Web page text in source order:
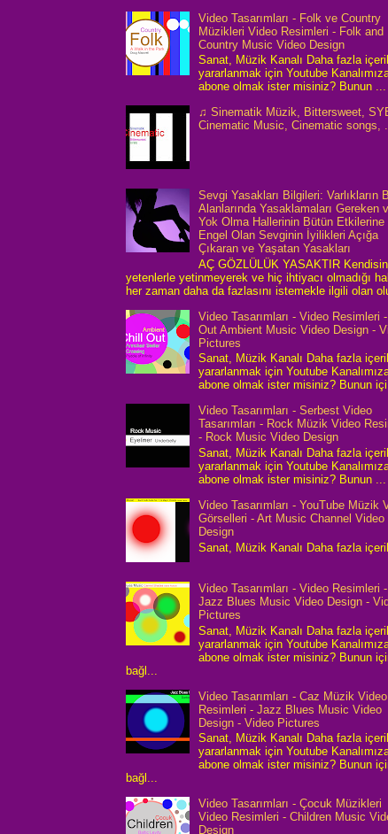
Video Tasarımları - Folk ve Country
Müzikleri Video Resimleri - Folk and
Country Music Video Design
Sanat, Müzik Kanalı Daha fazla
yararlanmak için Youtube
abone olmak ister misiniz? Bunun ...
♫ Sinematik Müzik, Bittersweet,
Cinematic Music, Cinematic songs,
Sevgi Yasakları Bilgileri: Varlıkların
Alanlarında Yasaklamaları Gereken
Yok Olma Hallerinin Bütün Etkilerine
Engel Olan Sevginin İyilikleri Açığa
Çıkaran ve Yaşatan Yasakları
AÇ GÖZLÜLÜK YASAKTIR
yetenlerle yetinmeyerek ve hiç ihtiyacı olmadığı
her zaman daha da fazlasını istemekle ilgili olan
Video Tasarımları - Video Resimleri -
Out Ambient Music Video Design -
Pictures
Sanat, Müzik Kanalı Daha fazla
yararlanmak için Youtube
abone olmak ister misiniz? Bunun
Video Tasarımları - Serbest Video
Tasarımları - Rock Müzik Video
- Rock Music Video Design
Sanat, Müzik Kanalı Daha fazla
yararlanmak için Youtube
abone olmak ister misiniz? Bunun ...
Video Tasarımları - YouTube Müzik
Görselleri - Art Music Channel Video
Design
Sanat, Müzik Kanalı Daha fazla
Video Tasarımları - Video Resimleri -
Jazz Blues Music Video Design -
Pictures
Sanat, Müzik Kanalı Daha fazla
yararlanmak için Youtube
abone olmak ister misiniz? Bunun
bağl...
Video Tasarımları - Caz Müzik Video
Resimleri - Jazz Blues Music Video
Design - Video Pictures
Sanat, Müzik Kanalı Daha fazla
yararlanmak için Youtube
abone olmak ister misiniz? Bunun
bağl...
Video Tasarımları - Çocuk Müzikleri
Video Resimleri - Children Music
Design